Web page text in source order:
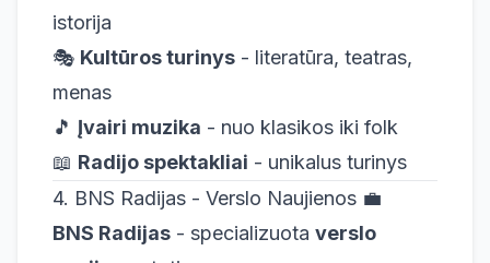
istorija
🎭 Kultūros turinys - literatūra, teatras,
menas
🎵 Įvairi muzika - nuo klasikos iki folk
📖 Radijo spektakliai - unikalus turinys
4. BNS Radijas - Verslo Naujienos 💼
BNS Radijas - specializuota verslo